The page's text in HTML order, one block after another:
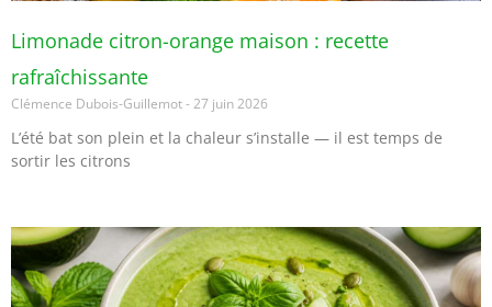
Limonade citron-orange maison : recette
rafraîchissante
Clémence Dubois-Guillemot 27 juin 2026
L’été bat son plein et la chaleur s’installe — il est temps de
sortir les citrons